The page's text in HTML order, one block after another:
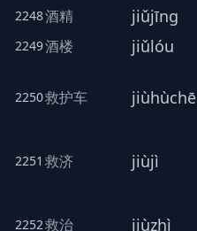
2248酒精 jiǔjīng
2249酒楼 jiǔlóu
2250救护车 jiùhùchē
2251 救济 jiùjì
2252救治 jiùzhì